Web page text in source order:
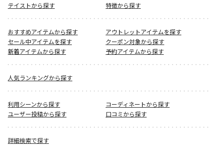
テイストから探す
特徴から探す
おすすめアイテムから探す
アウトレットアイテムを探す
セール中アイテムを探す
クーポン対象から探す
新着アイテムから探す
予約アイテムから探す
人気ランキングから探す
利用シーンから探す
コーディネートから探す
ユーザー投稿から探す
口コミから探す
詳細検索で探す